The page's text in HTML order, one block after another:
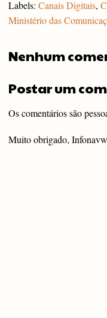
Labels: Canais Digitais,
Ministério das
Nenhum
Postar um
Os comentários são
Muito obrigado,